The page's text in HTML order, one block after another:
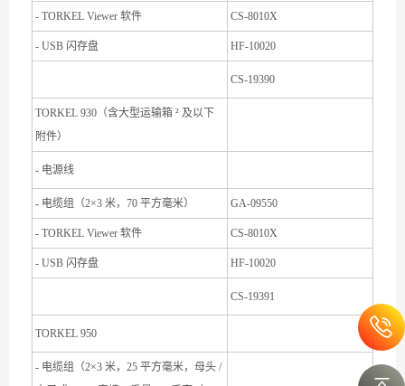
- TORKEL Viewer 软件 CS-8010X
- USB 闪存盘 HF-10020
CS-19390
TORKEL 930（含大型运输箱 ² 及以下
附件）
- 电源线
- 电缆组（2×3 米，70 平方毫米） GA-09550
- TORKEL Viewer 软件 CS-8010X
- USB 闪存盘 HF-10020
CS-19391
TORKEL 950
- 电缆组（2×3 米，25 平方毫米，母头 /